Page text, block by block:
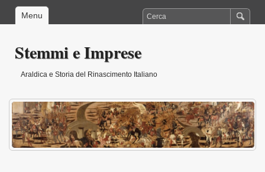
Menu
Stemmi e Imprese
Araldica e Storia del Rinascimento Italiano